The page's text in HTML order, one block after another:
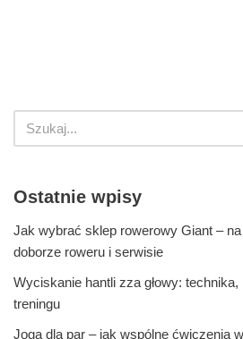
Ostatnie wpisy
Jak wybrać sklep rowerowy Giant –
doborze roweru i serwisie
Wyciskanie hantli zza głowy: technika,
treningu
Joga dla par – jak wspólne ćwiczenia